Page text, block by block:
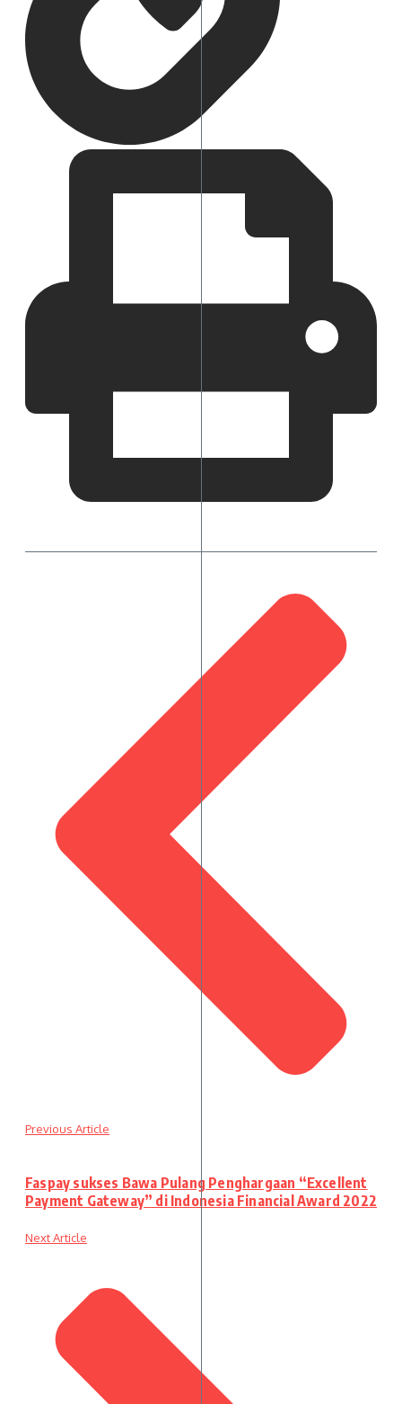
Previous Article
Faspay sukses Bawa Pulang Penghargaan “Excellent
Payment Gateway” di Indonesia Financial Award 2022
Next Article